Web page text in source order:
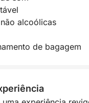
alcoólicas
de bagagem